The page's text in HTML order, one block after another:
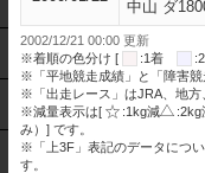
中山 ダ
2002/12/21 00:00 更新
※着順の色分け [
:1着
※「平地競走成績」と「障害
※「出走レース」はJRA、地方
※減量表示は[
:1kg減
:2kg
み）] です。
※「上3F」表記のデータにつ
す。